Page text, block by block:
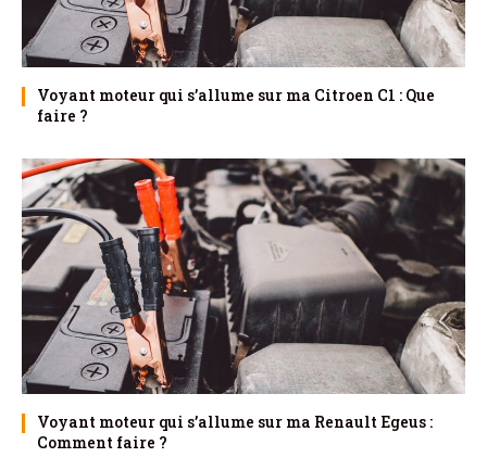
Voyant moteur qui s’allume sur ma Citroen C1 : Que
faire ?
Voyant moteur qui s’allume sur ma Renault Egeus :
Comment faire ?